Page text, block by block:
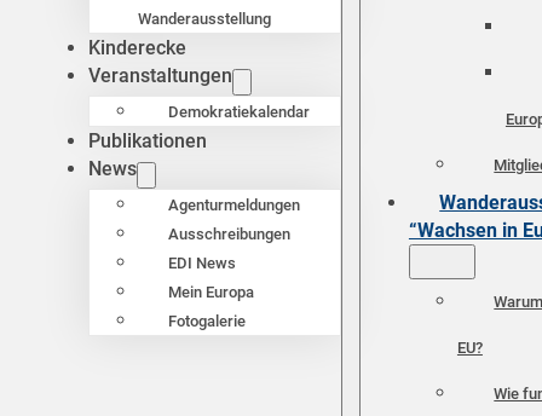
Wanderausstellung
Kinderecke
Veranstaltungen
Demokratiekalendar
Publikationen
News
Agenturmeldungen
Ausschreibungen
EDI News
Mein Europa
Fotogalerie
“Wachsen in
EU?
Wie